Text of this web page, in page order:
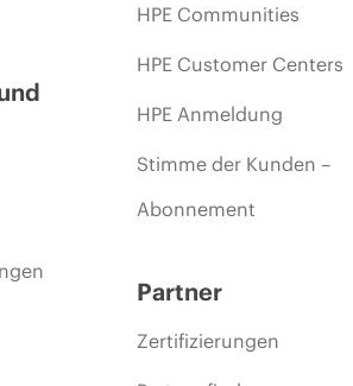
HPE Communities
HPE Customer Centers
HPE Anmeldung
Stimme der Kunden –
Abonnement
Partner
Zertifizierungen